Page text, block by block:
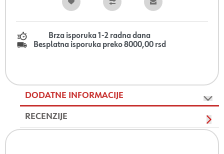
Brza isporuka 1-2 radna dana
Besplatna isporuka preko 8000,00 rsd
DODATNE INFORMACIJE
RECENZIJE